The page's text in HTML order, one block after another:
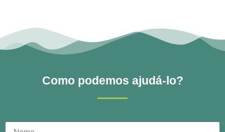
Como podemos ajudá-lo?